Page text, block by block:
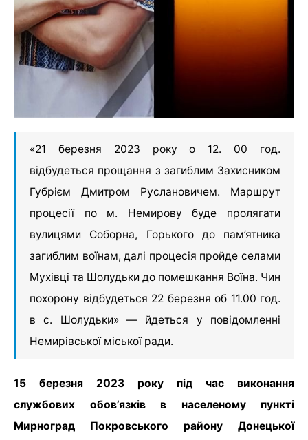
«21 березня 2023 року о 12. 00 год.
відбудеться прощання з загиблим Захисником
Губрієм Дмитром Руслановичем. Маршрут
процесії по м. Немирову буде пролягати
вулицями Соборна, Горького до пам’ятника
загиблим воїнам, далі процесія пройде селами
Мухівці та Шолудьки до помешкання Воїна. Чин
похорону відбудеться 22 березня об 11.00 год.
в с. Шолудьки» — йдеться у повідомленні
Немирівської міської ради.
15 березня 2023 року під час виконання
службових обов’язків в населеному пункті
Мирноград Покровського району Донецької